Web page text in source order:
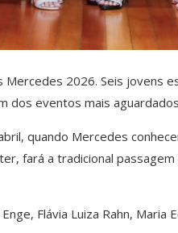
2026. Seis jovens
dos eventos mais
quando Mercedes
fará a tradicional
Flávia Luiza Rahn, Maria